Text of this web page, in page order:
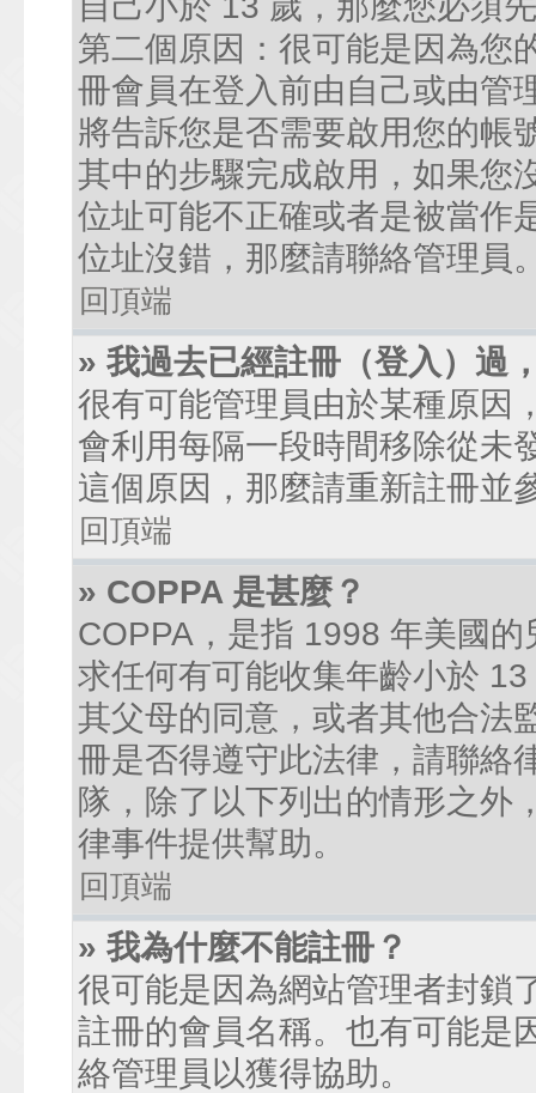
第二個原因：很可能是因為您
冊會員在登入前由自己或由管
將告訴您是否需要啟用您的帳
其中的步驟完成啟用，如果您
位址可能不正確或者是被當作
位址沒錯，那麼請聯絡管理員
回頂端
» 我過去已經註冊（登入）過
很有可能管理員由於某種原因
會利用每隔一段時間移除從未
這個原因，那麼請重新註冊並
回頂端
» COPPA 是甚麼？
COPPA，是指 1998 年美國
求任何有可能收集年齡小於
其父母的同意，或者其他合法
冊是否得遵守此法律，請聯絡
隊，除了以下列出的情形之外
律事件提供幫助。
回頂端
» 我為什麼不能註冊？
很可能是因為網站管理者封鎖
註冊的會員名稱。也有可能是
絡管理員以獲得協助。